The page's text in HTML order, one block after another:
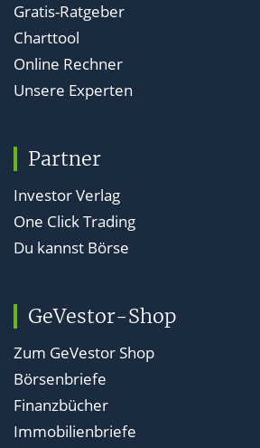
Gratis-Ratgeber
Charttool
Online Rechner
Unsere Experten
Partner
Investor Verlag
One Click Trading
Du kannst Börse
GeVestor-Shop
Zum GeVestor Shop
Börsenbriefe
Finanzbücher
Immobilienbriefe